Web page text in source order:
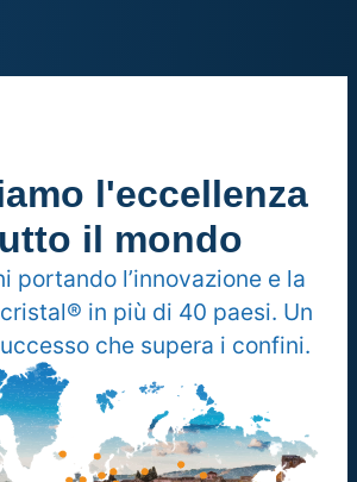
l'eccellenza
il mondo
portando l’innovazione e la
in più di 40 paesi. Un
che supera i confini.